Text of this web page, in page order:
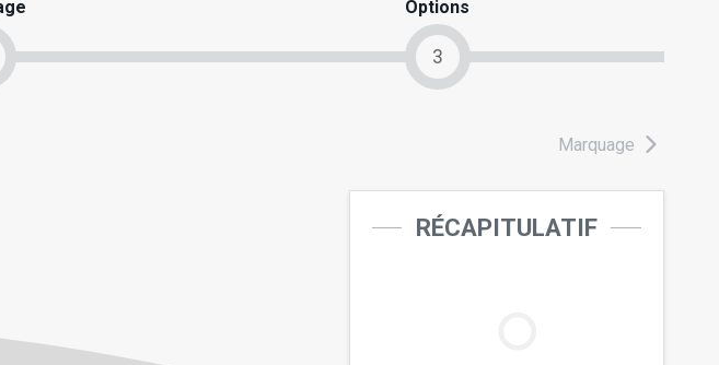
3
Options
Marquage
RÉCAPITULATIF